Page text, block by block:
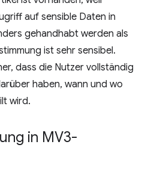
auf sensible Daten in
gehandhabt werden als
ist sehr sensibel.
dass die Nutzer vollständig
haben, wann und wo
wird.
in MV3-